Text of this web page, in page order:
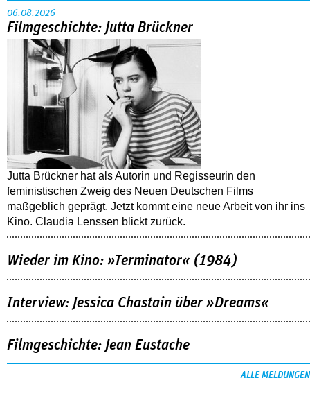
06.08.2026
Filmgeschichte: Jutta Brückner
Jutta Brückner hat als Autorin und Regisseurin den
feministischen Zweig des Neuen Deutschen Films
maßgeblich geprägt. Jetzt kommt eine neue Arbeit von ihr ins
Kino. Claudia Lenssen blickt zurück.
Wieder im Kino: »Terminator« (1984)
Interview: Jessica Chastain über »Dreams«
Filmgeschichte: Jean Eustache
ALLE MELDUNGEN